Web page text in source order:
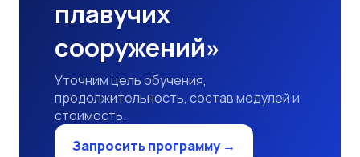
плавучих
сооружений»
Уточним цель обучения,
продолжительность, состав модулей и
стоимость.
Запросить программу →